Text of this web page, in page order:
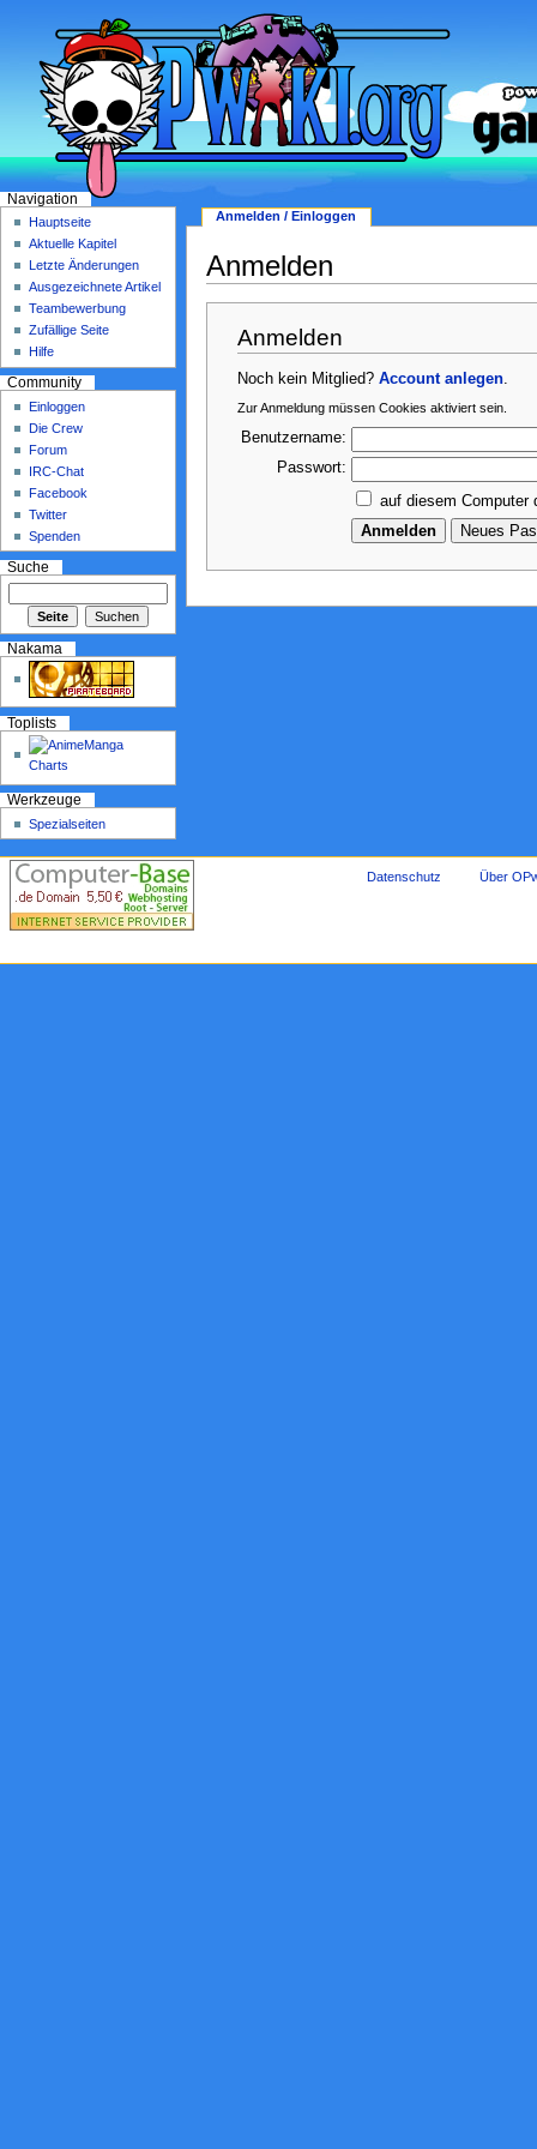
Anmelden
Anmelden
Noch kein Mitglied?Account anlegen
Zur Anmeldung müssen Cookies aktiviert sein.
Benutzername:
Passwort:
auf diesem Computer
Anmelden / Einloggen
Navigation
Hauptseite
Aktuelle Kapitel
Letzte Änderungen
Ausgezeichnete Artikel
Teambewerbung
Zufällige Seite
Hilfe
Community
Einloggen
Die Crew
Forum
IRC-Chat
Facebook
Twitter
Spenden
Suche
Nakama
Toplists
Werkzeuge
Spezialseiten
Datenschutz Über